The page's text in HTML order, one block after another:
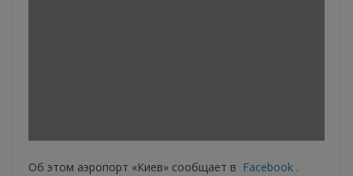
Об этом аэропорт «Киев» сообщает в Facebook .